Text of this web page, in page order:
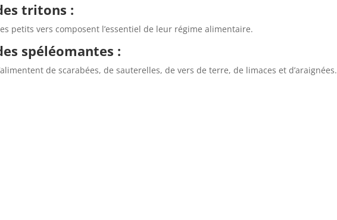
tritons :
petits vers composent l’essentiel de leur régime alimentaire.
spéléomantes :
de scarabées, de sauterelles, de vers de terre, de limaces et d’araignées.